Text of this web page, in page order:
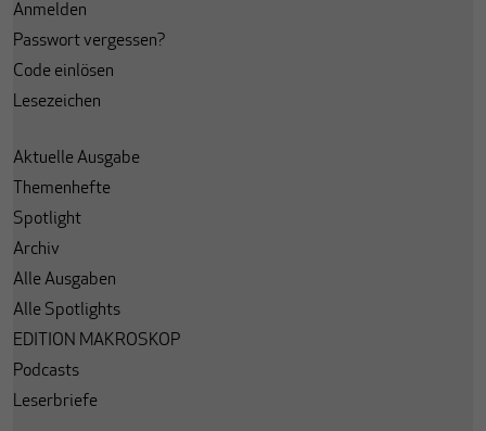
Anmelden
Passwort vergessen?
Code einlösen
Lesezeichen
Aktuelle Ausgabe
Themenhefte
Spotlight
Archiv
Alle Ausgaben
Alle Spotlights
EDITION MAKROSKOP
Podcasts
Leserbriefe